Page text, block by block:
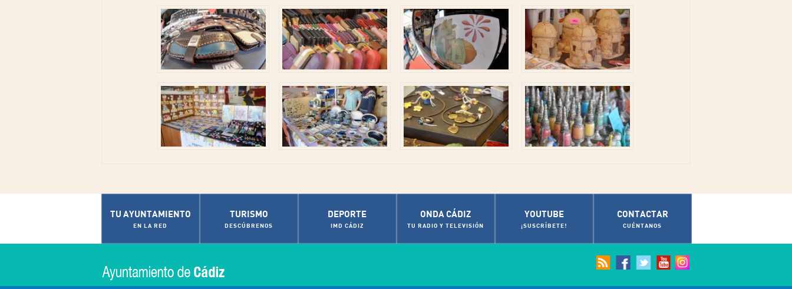
TU AYUNTAMIENTO
EN LA RED
TURISMO
DESCÚBRENOS
DEPORTE
IMD CÁDIZ
ONDA CÁDIZ
TU RADIO Y TELEVISIÓN
YOUTUBE
¡SUSCRÍBETE!
CONTACTAR
CUÉNTANOS